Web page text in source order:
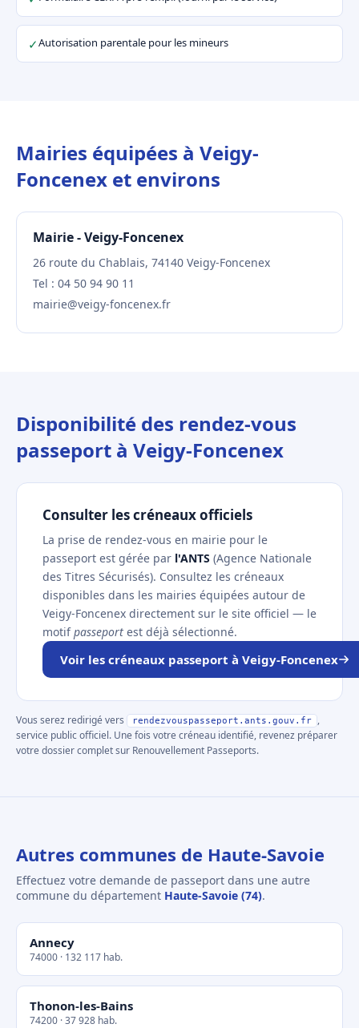
✓Autorisation parentale pour les mineurs
Mairies équipées à Veigy-
Foncenex et environs
Mairie - Veigy-Foncenex
26 route du Chablais, 74140 Veigy-Foncenex
Tel : 04 50 94 90 11
mairie@veigy-foncenex.fr
Disponibilité des rendez-vous
passeport à Veigy-Foncenex
Consulter les créneaux officiels
La prise de rendez-vous en mairie pour le
passeport est gérée par l'ANTS (Agence Nationale
des Titres Sécurisés). Consultez les créneaux
disponibles dans les mairies équipées autour de
Veigy-Foncenex directement sur le site officiel — le
motifpasseport est déjà sélectionné.
Voir les créneaux passeport à Veigy-Foncenex
Vous serez redirigé vers rendezvouspasseport.ants.gouv.fr
,
service public officiel. Une fois votre créneau identifié, revenez préparer
votre dossier complet sur Renouvellement Passeports.
Autres communes de Haute-Savoie
Effectuez votre demande de passeport dans une autre
commune du département Haute-Savoie (74).
Annecy
74000 · 132 117 hab.
Thonon-les-Bains
74200 · 37 928 hab.